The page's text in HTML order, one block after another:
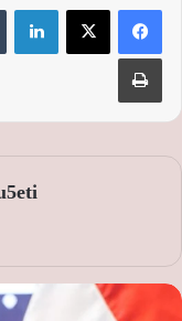
لينكدإن